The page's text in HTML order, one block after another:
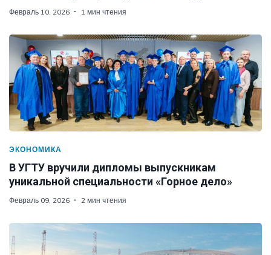
Февраль 10, 2026 1 мин чтения
ЭКОНОМИКА
В УГТУ вручили дипломы выпускникам
уникальной специальности «Горное дело»
Февраль 09, 2026 2 мин чтения